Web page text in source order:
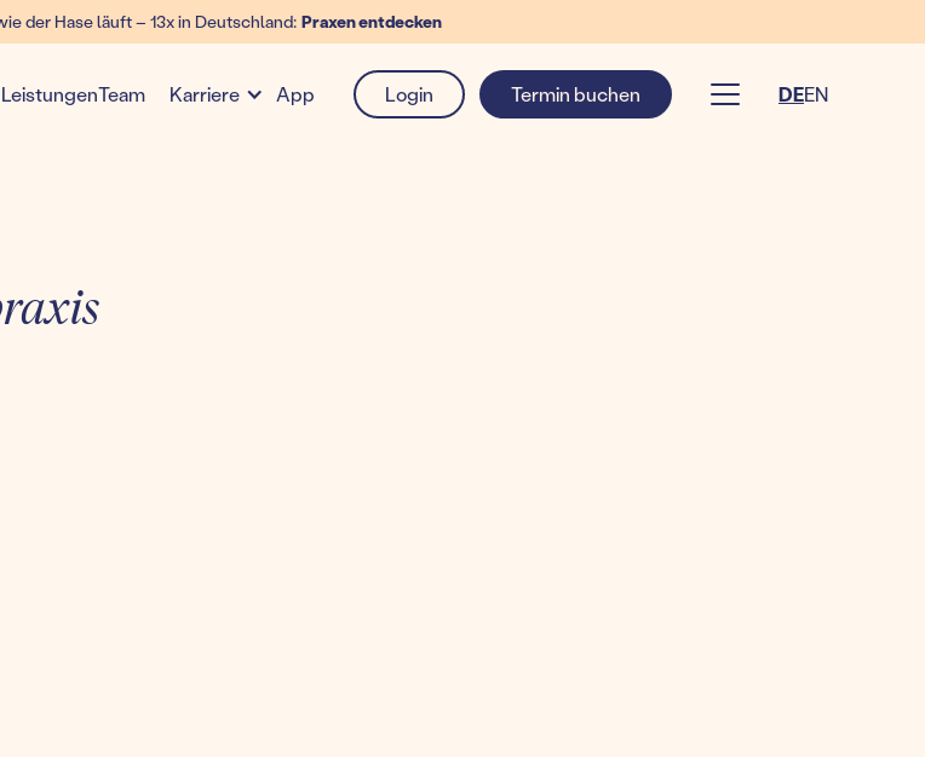
der Hase läuft – 13x in Deutschland: Praxen entdecken
LeistungenTeam Karriere App Login Termin buchen DEEN